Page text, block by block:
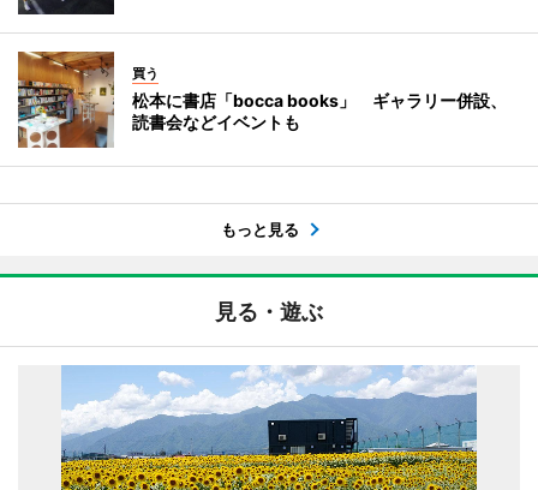
買う
松本に書店「bocca books」 ギャラリー併設、
読書会などイベントも
もっと見る
見る・遊ぶ